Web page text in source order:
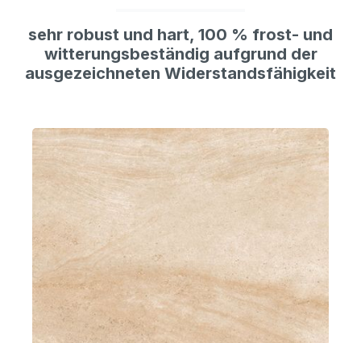
sehr robust und hart, 100 % frost- und
witterungsbeständig aufgrund der
ausgezeichneten Widerstandsfähigkeit